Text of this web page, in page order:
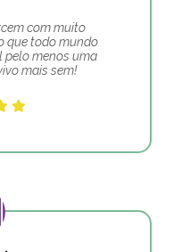
com muito
que todo mundo
pelo menos uma
mais sem!